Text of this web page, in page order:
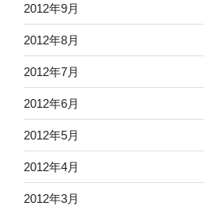
2012年9月
2012年8月
2012年7月
2012年6月
2012年5月
2012年4月
2012年3月